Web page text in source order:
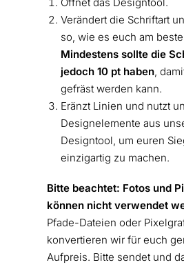
Verändert die Schriftart
so, wie es euch am
Mindestens sollte die
jedoch 10 pt haben,
gefräst werden kann.
Eränzt Linien und nutzt
Designelemente aus
Designtool, um euren
einzigartig zu machen.
Bitte beachtet: Fotos und
können nicht verwendet
Pfade-Dateien oder
konvertieren wir für euch
Aufpreis. Bitte sendet und